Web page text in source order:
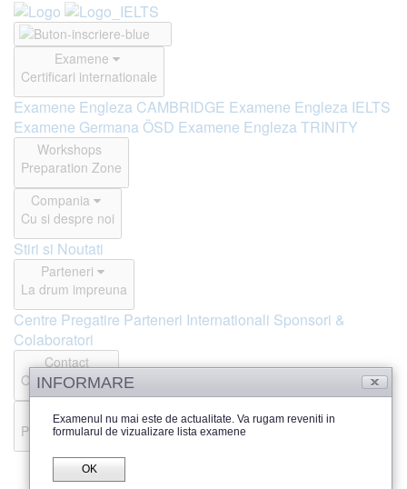
Examene
Certificari internationale
Examene Engleza CAMBRIDGE Examene Engleza IELTS
Examene Germana ÖSD Examene Engleza TRINITY
Workshops
Preparation Zone
Compania
Cu si despre noi
Stiri si Noutati
Parteneri
La drum impreuna
Centre Pregatire Parteneri Internationali Sponsori &
Colaboratori
Contact
Offline si Online
Recenzii
Parerea publicului
INFORMARE
Examenul nu mai este de actualitate. Va rugam reveniti in
formularul de vizualizare lista examene
OK